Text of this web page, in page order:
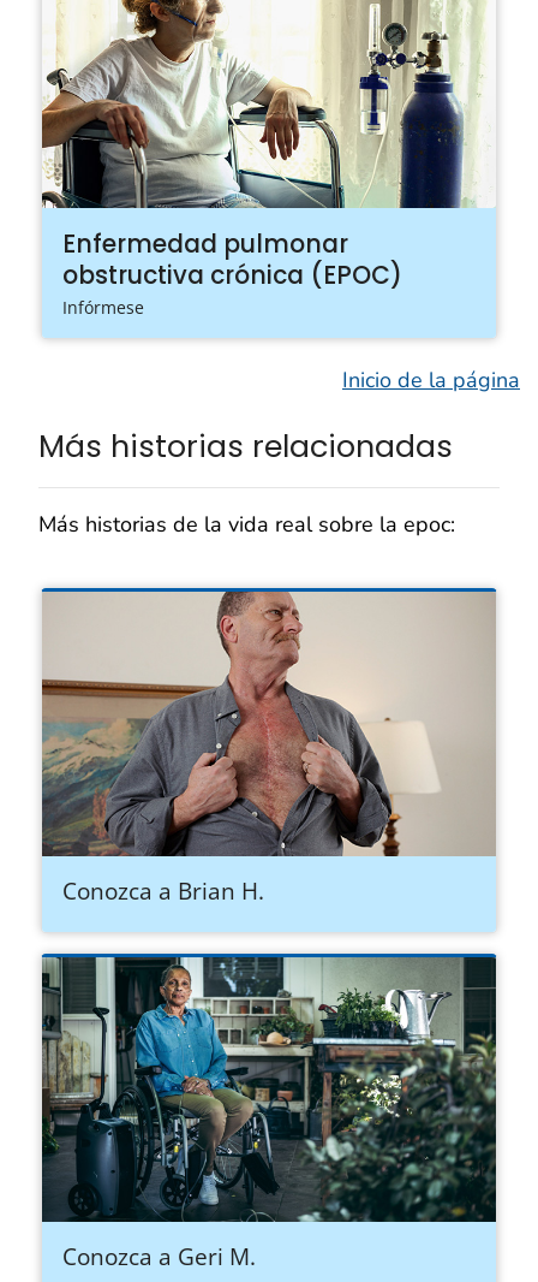
Enfermedad pulmonar
obstructiva crónica (EPOC)
Infórmese
Inicio de la página
Más historias relacionadas
Más historias de la vida real sobre la epoc:
Conozca a Brian H.
Conozca a Geri M.